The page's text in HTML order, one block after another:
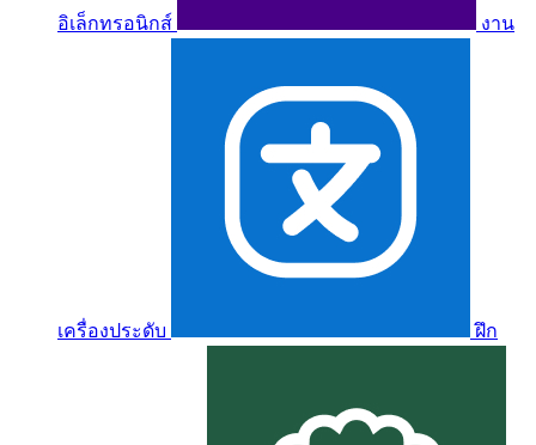
อิเล็กทรอนิกส์ งาน
เครื่องประดับ ฝึก